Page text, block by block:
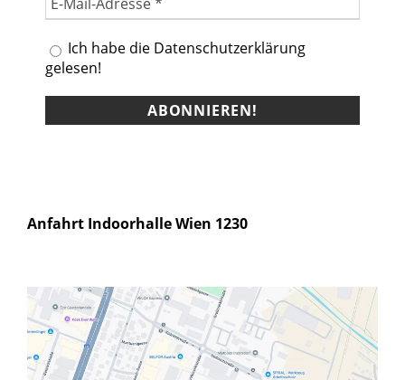
Ich habe die Datenschutzerklärung
gelesen!
Anfahrt Indoorhalle Wien 1230